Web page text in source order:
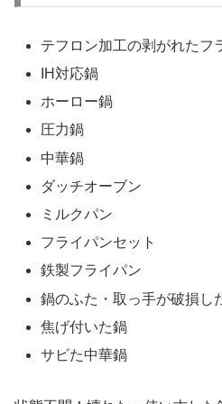
テフロン加工の剥がれたフ
IH対応鍋
ホーロー鍋
圧力鍋
中華鍋
ダッチオーブン
ミルクパン
フライパンセット
鉄製フライパン
鍋のふた・取っ手が破損し
焦げ付いた鍋
サビた中華鍋